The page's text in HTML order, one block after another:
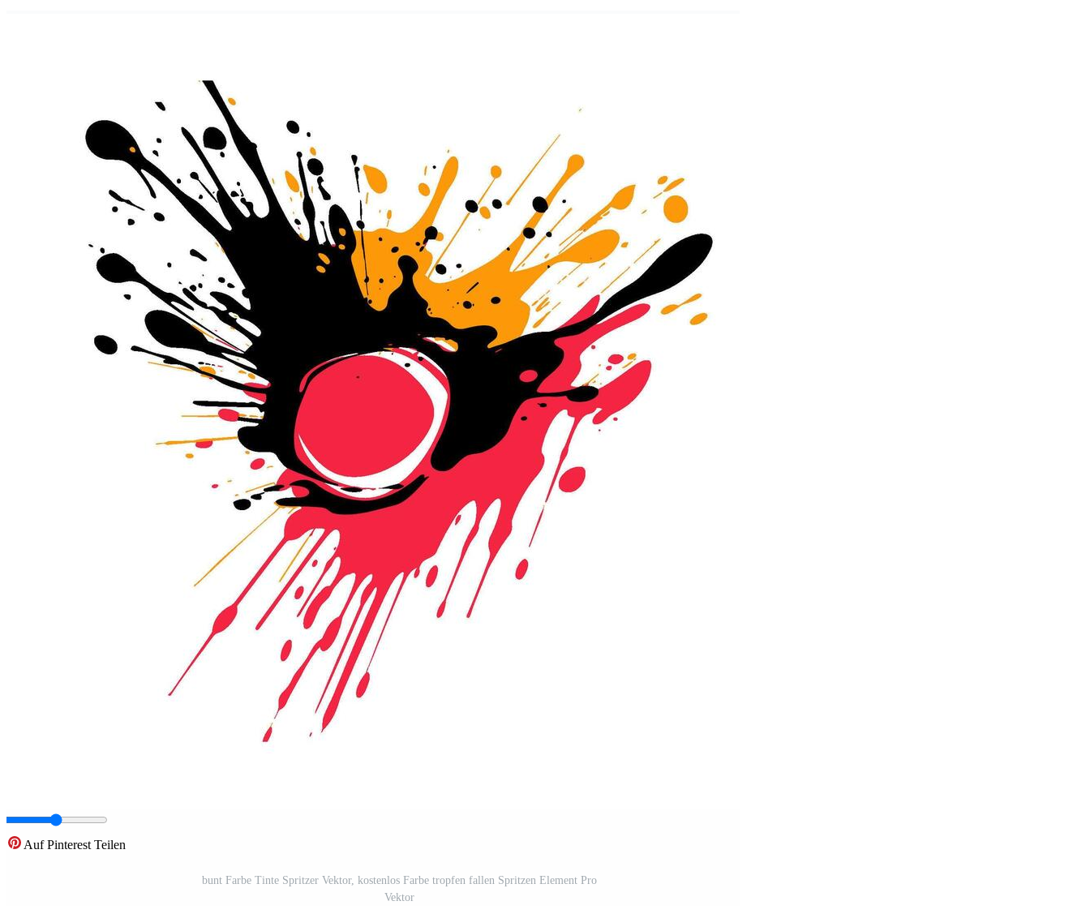
Auf Pinterest Teilen
bunt Farbe Tinte Spritzer Vektor, kostenlos Farbe tropfen fallen Spritzen Element Pro
Vektor